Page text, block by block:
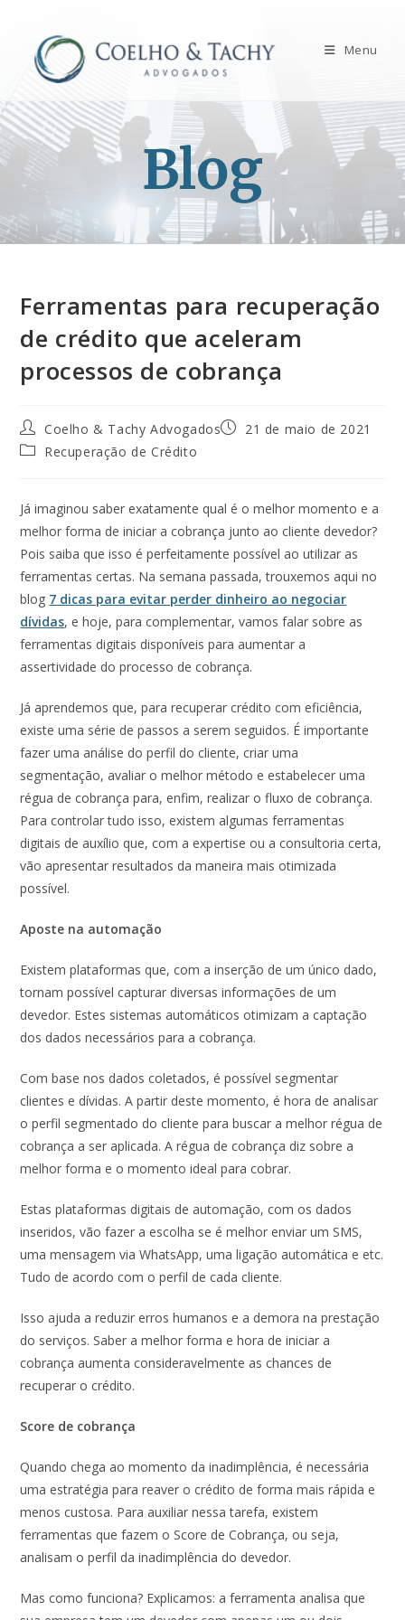
Menu
Blog
Ferramentas para recuperação
de crédito que aceleram
processos de cobrança
Coelho & Tachy Advogados
21 de maio de 2021
Recuperação de Crédito
Já imaginou saber exatamente qual é o melhor momento e a
melhor forma de iniciar a cobrança junto ao cliente devedor?
Pois saiba que isso é perfeitamente possível ao utilizar as
ferramentas certas. Na semana passada, trouxemos aqui no
blog 7 dicas para evitar perder dinheiro ao negociar
dívidas, e hoje, para complementar, vamos falar sobre as
ferramentas digitais disponíveis para aumentar a
assertividade do processo de cobrança.
Já aprendemos que, para recuperar crédito com eficiência,
existe uma série de passos a serem seguidos. É importante
fazer uma análise do perfil do cliente, criar uma
segmentação, avaliar o melhor método e estabelecer uma
régua de cobrança para, enfim, realizar o fluxo de cobrança.
Para controlar tudo isso, existem algumas ferramentas
digitais de auxílio que, com a expertise ou a consultoria certa,
vão apresentar resultados da maneira mais otimizada
possível.
Aposte na automação
Existem plataformas que, com a inserção de um único dado,
tornam possível capturar diversas informações de um
devedor. Estes sistemas automáticos otimizam a captação
dos dados necessários para a cobrança.
Com base nos dados coletados, é possível segmentar
clientes e dívidas. A partir deste momento, é hora de analisar
o perfil segmentado do cliente para buscar a melhor régua de
cobrança a ser aplicada. A régua de cobrança diz sobre a
melhor forma e o momento ideal para cobrar.
Estas plataformas digitais de automação, com os dados
inseridos, vão fazer a escolha se é melhor enviar um SMS,
uma mensagem via WhatsApp, uma ligação automática e etc.
Tudo de acordo com o perfil de cada cliente.
Isso ajuda a reduzir erros humanos e a demora na prestação
do serviços. Saber a melhor forma e hora de iniciar a
cobrança aumenta consideravelmente as chances de
recuperar o crédito.
Score de cobrança
Quando chega ao momento da inadimplência, é necessária
uma estratégia para reaver o crédito de forma mais rápida e
menos custosa. Para auxiliar nessa tarefa, existem
ferramentas que fazem o Score de Cobrança, ou seja,
analisam o perfil da inadimplência do devedor.
Mas como funciona? Explicamos: a ferramenta analisa que